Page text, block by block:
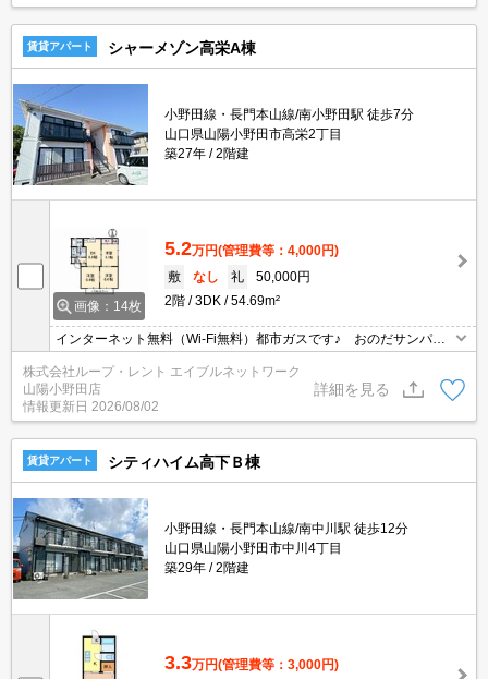
賃貸アパート シャーメゾン高栄A棟
小野田線・長門本山線/南小野田駅 徒歩7分
山口県山陽小野田市高栄2丁目
築27年
2階建
画像：14枚
5.2万円(管理費等：4,000円)
敷
なし 礼
50,000円
2階
3DK 54.69m²
インターネット無料（Wi-Fi無料）都市ガスです♪ おのだサンパー
クまで約７５０ｍ（徒歩約１０分） 南小野田駅まで約５６９ｍ
（徒歩約７分） おのだ児童公園まで約５ｍ（徒歩約１分）
株式会社ループ・レント エイブルネットワーク
山陽小野田店
情報更新日 2026/08/02
詳細を見る
賃貸アパート シティハイム高下Ｂ棟
小野田線・長門本山線/南中川駅 徒歩12分
山口県山陽小野田市中川4丁目
築29年
2階建
3.3万円(管理費等：3,000円)